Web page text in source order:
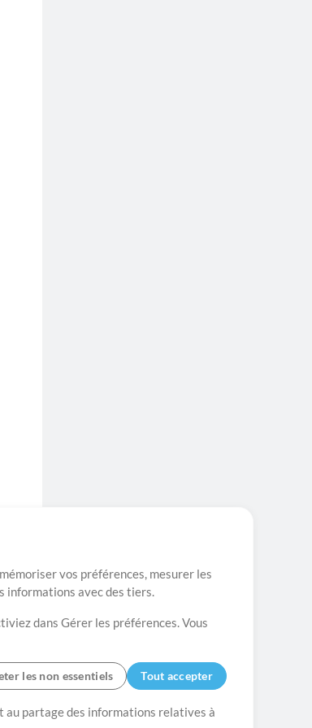
vos préférences, mesurer les
informations avec des tiers.
dans Gérer les préférences. Vous
les non essentiels Tout accepter
au partage des informations relatives à